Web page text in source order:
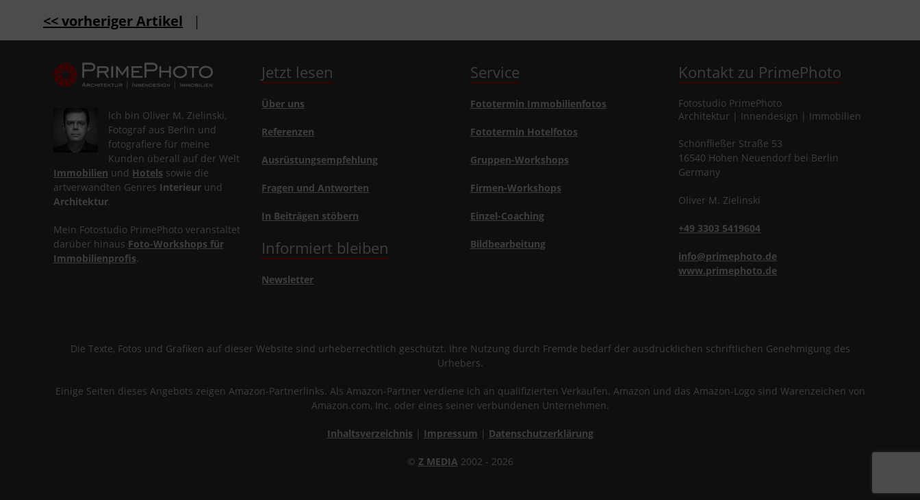
<< vorheriger Artikel |
Ich bin Oliver M. Zielinski,
Fotograf aus Berlin und
fotografiere für meine
Kunden überall auf der Welt
Immobilien und Hotels sowie die
artverwandten Genres Interieurund
Architektur.
Mein Fotostudio PrimePhoto veranstaltet
darüber hinaus Foto-Workshops für
Immobilienprofis.
Jetzt lesen
Über uns
Referenzen
Ausrüstungsempfehlung
Fragen und Antworten
In Beiträgen stöbern
Informiert bleiben
Newsletter
Service
Fototermin Immobilienfotos
Fototermin Hotelfotos
Gruppen-Workshops
Firmen-Workshops
Einzel-Coaching
Bildbearbeitung
Kontakt zu PrimePhoto
Fotostudio PrimePhoto
Architektur | Innendesign | Immobilien
Schönfließer Straße 53
16540 Hohen Neuendorf bei Berlin
Germany
Oliver M. Zielinski
+49 3303 5419604
info@primephoto.de
www.primephoto.de
Die Texte, Fotos und Grafiken auf dieser Website sind urheberrechtlich geschützt. Ihre Nutzung durch Fremde bedarf der ausdrücklichen schriftlichen Genehmigung des
Urhebers.
Einige Seiten dieses Angebots zeigen Amazon-Partnerlinks. Als Amazon-Partner verdiene ich an qualifizierten Verkäufen. Amazon und das Amazon-Logo sind Warenzeichen von
Amazon.com, Inc. oder eines seiner verbundenen Unternehmen.
Inhaltsverzeichnis | Impressum | Datenschutzerklärung
© Z MEDIA 2002 - 2026